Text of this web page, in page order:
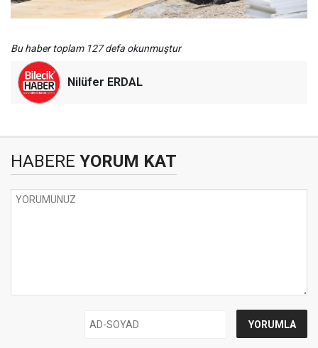
Bu haber toplam 127 defa okunmuştur
Nilüfer ERDAL
HABERE YORUM KAT